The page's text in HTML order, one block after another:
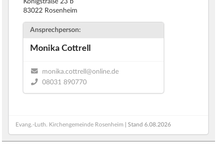
83022 Rosenheim
Ansprechperson:
Monika Cottrell
monika.cottrell@online.de
08031 890770
Evang.-Luth. Kirchengemeinde Rosenheim | Stand6.08.2026